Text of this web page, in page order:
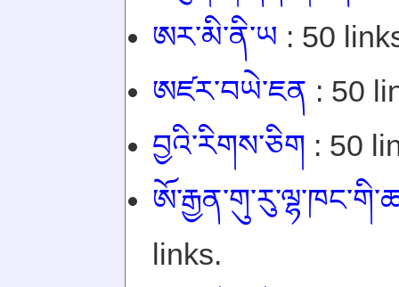
ཨར་མི་ནི་ཡ : 50
ཨཛར་བཡེ་ཇན : 50
བྱའི་རིགས་ཅིག : 50
links.